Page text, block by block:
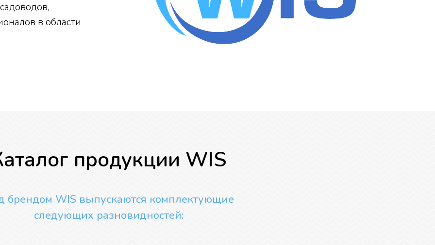
в области
продукции WIS
брендом WIS выпускаются комплектующие
следующих разновидностей: